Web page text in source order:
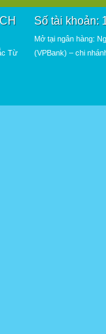
Từ
Số tài khoản:
Mở tại ngân hàng:
(VPBank) – chi